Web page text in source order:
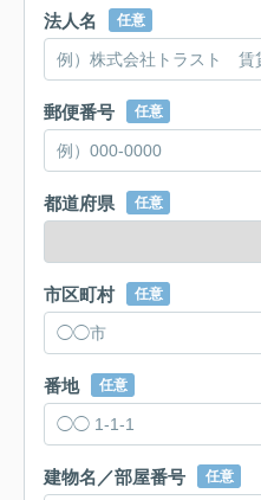
法人名 任意
郵便番号 任意
都道府県 任意
市区町村 任意
番地 任意
建物名／部屋番号 任意